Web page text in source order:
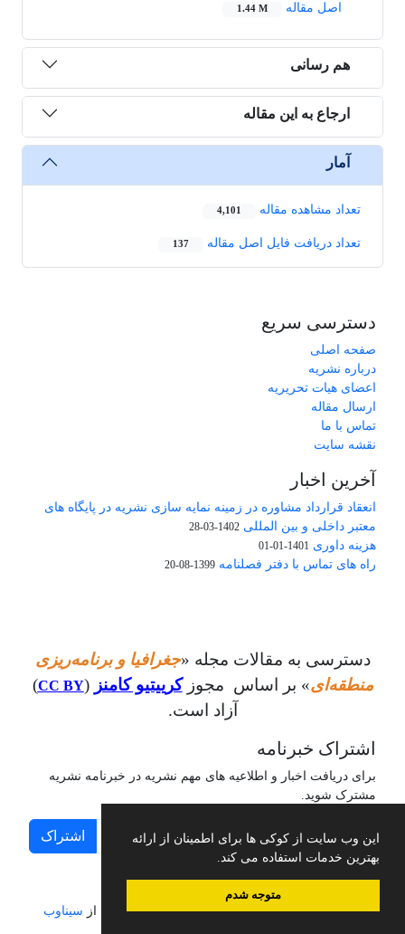
این وب سایت از کوکی ها برای اطمینان از ارائه
بهترین خدمات استفاده می کند.
متوجه شدم
اصل مقاله
1.44 M
هم رسانی
ارجاع به این مقاله
آمار
تعداد مشاهده مقاله 4,101
تعداد دریافت فایل اصل مقاله 137
دسترسی سریع
صفحه اصلی
درباره نشریه
اعضای هیات تحریریه
ارسال مقاله
تماس با ما
نقشه سایت
آخرین اخبار
انعقاد قرارداد مشاوره در زمینه نمایه سازی نشریه در پایگاه های
معتبر داخلی و بین المللی 1402-03-28
هزینه داوری 1401-01-01
راه های تماس با دفتر فصلنامه 1399-08-20
دسترسی به مقالات مجله «جغرافیا و برنامه‌ریزی
منطقه‌ای» بر اساس مجوزکرییتیو کامنز (
CC BY
)
آزاد است.
اشتراک خبرنامه
برای دریافت اخبار و اطلاعیه های مهم نشریه در خبرنامه نشریه
مشترک شوید.
اشتراک
سامانه مدیریت نشریات علمی.طراحی و پیاده سازی از سیناوب